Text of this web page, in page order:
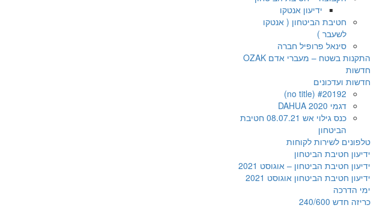
ידיעון אנטקו
חטיבת הביטחון ( אנטקו
לשעבר )
סינאל פרופיל חברה
התקנות בשטח – מעברי אדם OZAK
חדשות
חדשות ועדכונים
#20192 (no title)
דגמי DAHUA 2020
כנס גילוי אש 08.07.21 חטיבת
הביטחון
טלפונים לשירות לקוחות
ידיעון חטיבת הביטחון
ידיעון חטיבת הביטחון – אוגוסט 2021
ידיעון חטיבת הביטחון אוגוסט 2021
ימי הדרכה
כריזה חדש 240/600